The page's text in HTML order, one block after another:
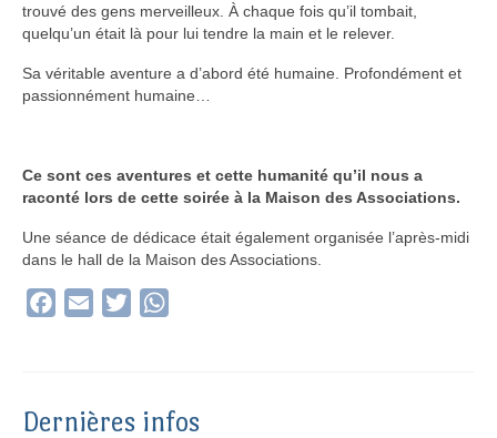
trouvé des gens merveilleux. À chaque fois qu’il tombait,
quelqu’un était là pour lui tendre la main et le relever.
Sa véritable aventure a d’abord été humaine. Profondément et
passionnément humaine…
Ce sont ces aventures et cette humanité qu’il nous a
raconté lors de cette soirée à la Maison des Associations.
Une séance de dédicace était également organisée l’après-midi
dans le hall de la Maison des Associations.
Facebook
Email Twitter
Dernières infos